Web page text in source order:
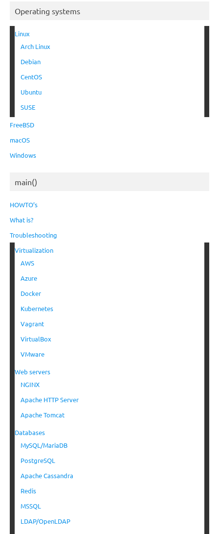
Operating systems
Linux
Arch Linux
Debian
CentOS
Ubuntu
SUSE
FreeBSD
macOS
Windows
main()
HOWTO’s
What is?
Troubleshooting
Virtualization
AWS
Azure
Docker
Kubernetes
Vagrant
VirtualBox
VMware
Web servers
NGINX
Apache HTTP Server
Apache Tomcat
Databases
MySQL/MariaDB
PostgreSQL
Apache Cassandra
Redis
MSSQL
LDAP/OpenLDAP